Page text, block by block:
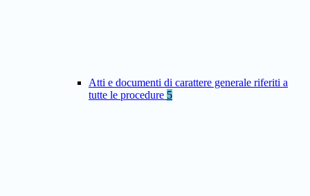
Atti e documenti di carattere generale riferiti a
tutte le procedure 5